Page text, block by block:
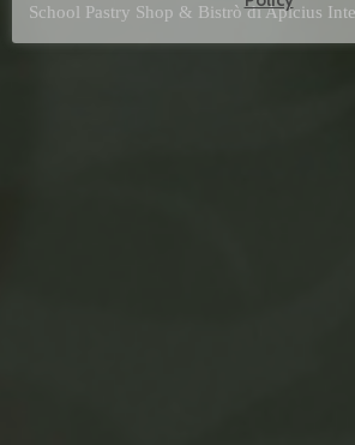
School Pastry Shop & Bistrò di Apicius